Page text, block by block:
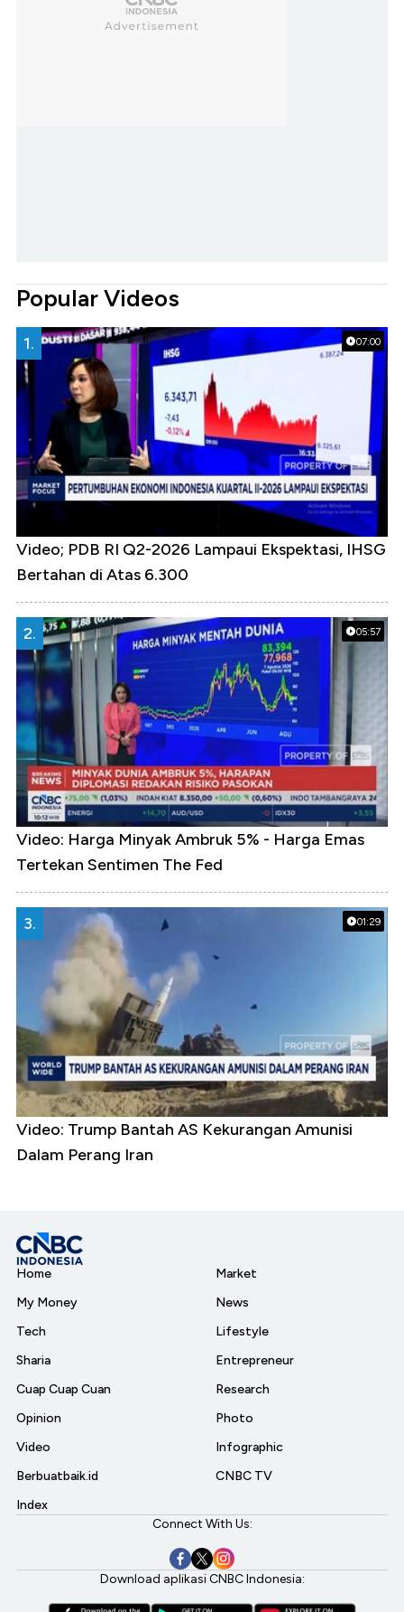
Popular Videos
07:00
1.
Video; PDB RI Q2-2026 Lampaui Ekspektasi, IHSG
Bertahan di Atas 6.300
05:57
2.
Video: Harga Minyak Ambruk 5% - Harga Emas
Tertekan Sentimen The Fed
01:29
3.
Video: Trump Bantah AS Kekurangan Amunisi
Dalam Perang Iran
Home
My Money
Tech
Sharia
Cuap Cuap Cuan
Opinion
Video
Berbuatbaik.id
Index
Market
News
Lifestyle
Entrepreneur
Research
Photo
Infographic
CNBC TV
Connect With Us:
Download aplikasi CNBC Indonesia: